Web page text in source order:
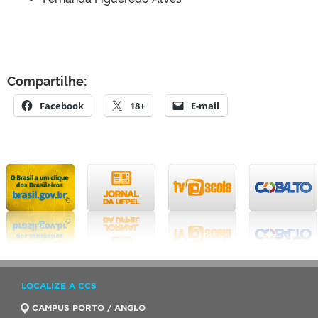
Compartilhe:
Facebook 18+ E-mail
LOCALIZE A CCS
CAMPUS PORTO / ANGLO